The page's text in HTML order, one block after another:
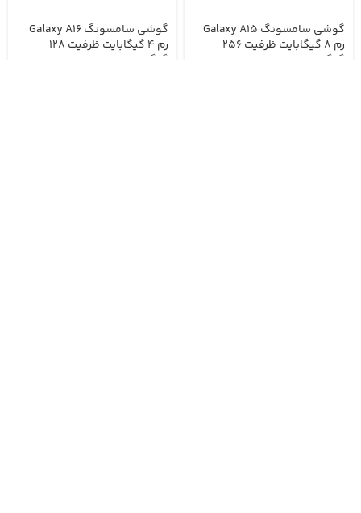
گوشی سامسونگ Galaxy A15
رم 8 گیگابایت ظرفیت 256
گیگابایت
گوشی سامسونگ Galaxy A16
رم 4 گیگابایت ظرفیت 128
گیگابایت